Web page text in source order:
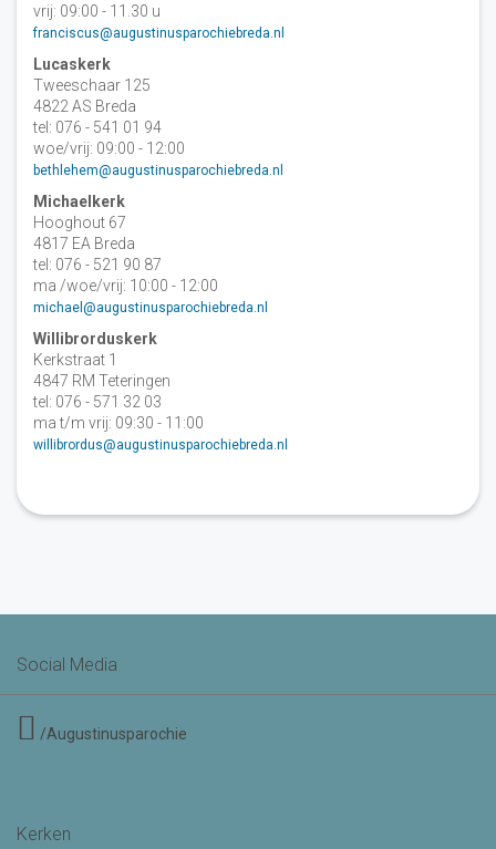
vrij: 09:00 - 11.30 u
franciscus@augustinusparochiebreda.nl
Lucaskerk
Tweeschaar 125
4822 AS Breda
tel: 076 - 541 01 94
woe/vrij: 09:00 - 12:00
bethlehem@augustinusparochiebreda.nl
Michaelkerk
Hooghout 67
4817 EA Breda
tel: 076 - 521 90 87
ma /woe/vrij: 10:00 - 12:00
michael@augustinusparochiebreda.nl
Willibrorduskerk
Kerkstraat 1
4847 RM Teteringen
tel: 076 - 571 32 03
ma t/m vrij: 09:30 - 11:00
willibrordus@augustinusparochiebreda.nl
Social Media
/Augustinusparochie
Kerken